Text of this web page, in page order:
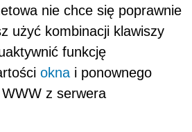
nie chce się poprawnie
użyć kombinacji klawiszy
funkcję
okna i ponownego
z serwera